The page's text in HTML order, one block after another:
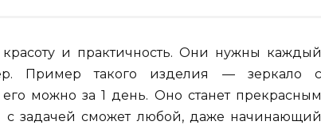
и практичность. Они нужны каждый
Пример такого изделия — зеркало с
можно за 1 день. Оно станет прекрасным
задачей сможет любой, даже начинающий